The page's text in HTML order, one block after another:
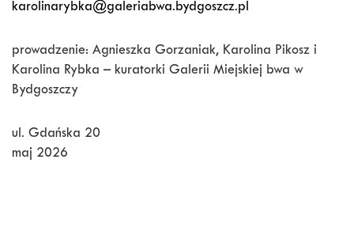
karolinarybka@galeriabwa.bydgoszcz.pl
prowadzenie: Agnieszka Gorzaniak, Karolina Pikosz i
Karolina Rybka – kuratorki Galerii Miejskiej bwa w
Bydgoszczy
ul. Gdańska 20
maj 2026